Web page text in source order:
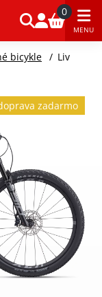
0
MENU
bicykle / Liv
zadarmo